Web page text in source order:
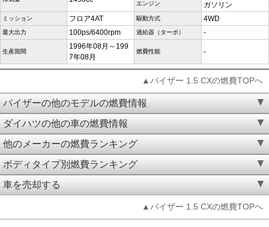
エンジン
ガソリン
ミッション フロア4AT 駆動方式 4WD
最大出力 100ps/6400rpm 過給器（ターボ） -
生産期間
1996年08月～199
7年08月
燃費性能 -
▲パイザー 1.5 CXの燃費TOPへ
パイザーの他のモデルの燃費情報
ダイハツの他の車の燃費情報
他のメーカーの燃費ランキング
ボディタイプ別燃費ランキング
車を売却する
▲パイザー 1.5 CXの燃費TOPへ